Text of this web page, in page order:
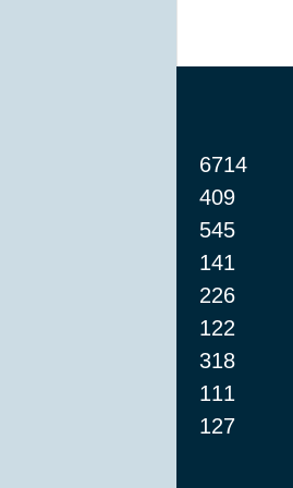
6714
409
545
141
226
122
318
111
127